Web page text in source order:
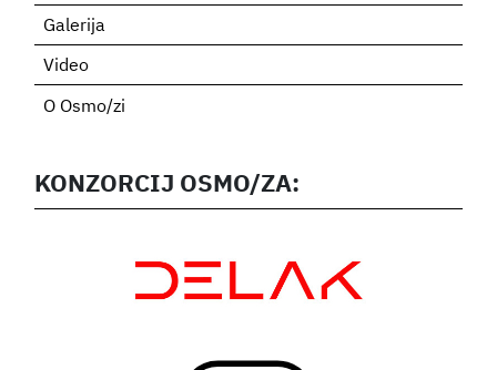
Galerija
Video
O Osmo/zi
KONZORCIJ OSMO/ZA: